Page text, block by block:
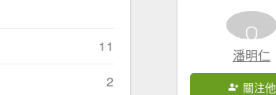
11
2
潘明仁
關注他